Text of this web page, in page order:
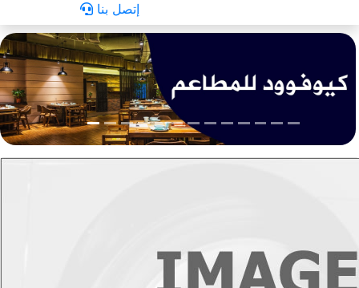
إتصل بنا